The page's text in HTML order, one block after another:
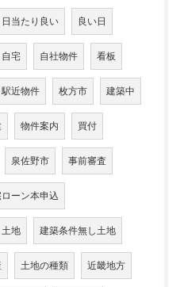
日当たり良い 良い日
自宅 自社物件 看板
駅近物件 枚方市 建築中
物件案内 買付
泉佐野市 事前審査
ーン本申込
地 建築条件無し土地
土地の種類 近畿地方